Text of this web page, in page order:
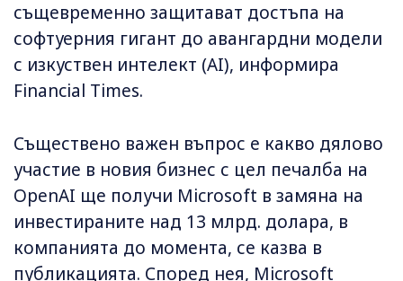
същевременно защитават достъпа на
софтуерния гигант до авангардни модели
с изкуствен интелект (AI), информира
Financial Times.
Съществено важен въпрос е какво дялово
участие в новия бизнес с цел печалба на
OpenAI ще получи Microsoft в замяна на
инвестираните над 13 млрд. долара, в
компанията до момента, се казва в
публикацията. Според нея, Microsoft